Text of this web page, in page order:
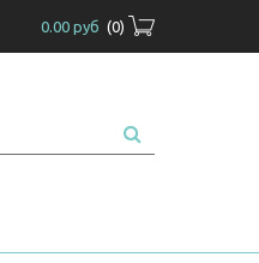
0.00 руб (0)